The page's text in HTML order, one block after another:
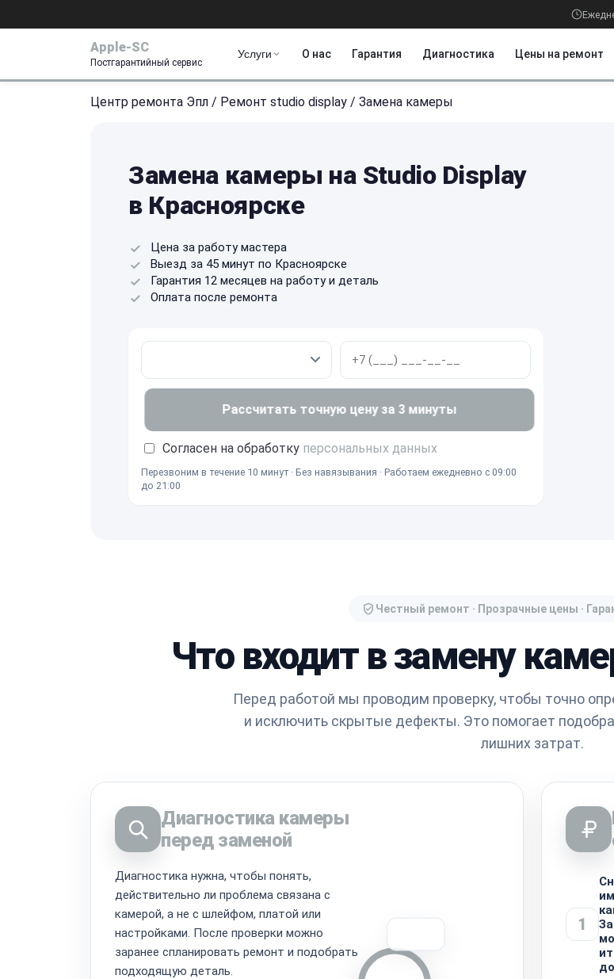
Apple-SC
Постгарантийный сервис
Услуги О нас Гарантия Диагностика Цены на ремонт
Центр ремонта Эпл / Ремонт studio display / Замена камеры
Замена камеры на Studio Display
в Красноярске
Цена за работу мастера
Выезд за 45 минут по Красноярске
Гарантия 12 месяцев на работу и деталь
Оплата после ремонта
Рассчитать точную цену за 3 минуты
Согласен на обработку персональных данных
Перезвоним в течение 10 минут · Без навязывания · Работаем ежедневно с 09:00
до 21:00
Честный ремонт · Прозрачные цены ·
Что входит в замену
Перед работой мы проводим проверку, чтобы точно
и исключить скрытые дефекты. Это помогает
лишних затрат.
Диагностика камеры
перед заменой
Диагностика нужна, чтобы понять,
действительно ли проблема связана с
камерой, а не с шлейфом, платой или
настройками. После проверки можно
заранее спланировать ремонт и подобрать
подходящую деталь.
1